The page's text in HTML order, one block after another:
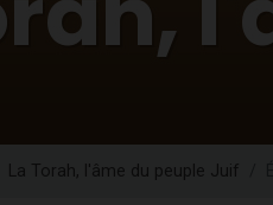
30 personnes viennent de
Il reste 49 places pour
La Torah, l'âme du peuple Juif